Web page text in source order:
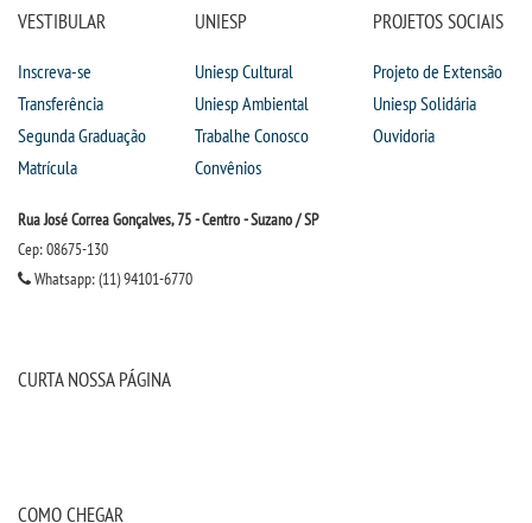
TIID
TIP - PEDAGOGIA
LOGIN
WEBMAIL
PORTAL DE ALUNOS
VESTIBULAR
Inscreva-se
Transferência
Segunda Graduação
Matrícula
UNIESP
Uniesp Cultural
Uniesp Ambiental
Trabalhe Conosco
Convênios
PROJETOS SOCIAIS
Projeto de Extensão
Uniesp Solidária
Ouvidoria
Rua José Correa Gonçalves, 75 - Centro - Suzano / SP
Cep: 08675-130
Whatsapp: (11) 94101-6770
CURTA NOSSA PÁGINA
COMO CHEGAR